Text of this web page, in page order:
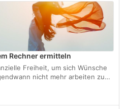
Rechner ermitteln
Freiheit, um sich Wünsche
nicht mehr arbeiten zu
Du ermitteln, welche
erzielen kannst, um ein
...